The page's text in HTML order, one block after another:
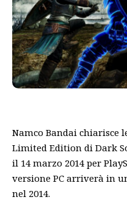
Namco Bandai
Limited Edition di Dark
il 14 marzo 2014 per
versione PC arriverà in
nel 2014.